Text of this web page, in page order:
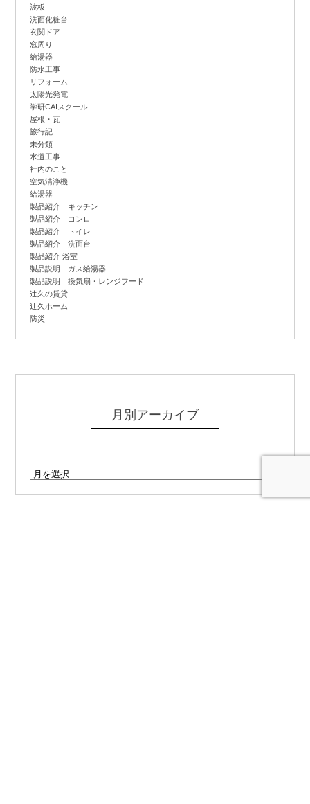
波板
洗面化粧台
玄関ドア
窓周り
給湯器
防水工事
リフォーム
太陽光発電
学研CAIスクール
屋根・瓦
旅行記
未分類
水道工事
社内のこと
空気清浄機
給湯器
製品紹介 キッチン
製品紹介 コンロ
製品紹介 トイレ
製品紹介 洗面台
製品紹介 浴室
製品説明 ガス給湯器
製品説明 換気扇・レンジフード
辻久の賃貸
辻久ホーム
防災
月別アーカイブ